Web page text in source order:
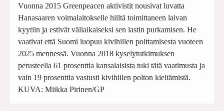
Vuonna 2015 Greenpeacen aktivistit nousivat luvatta
Hanasaaren voimalaitokselle hiiltä toimittaneen laivan
kyytiin ja estivät väliaikaiseksi sen lastin purkamisen. He
vaativat että Suomi luopuu kivihiilen polttamisesta vuoteen
2025 mennessä. Vuonna 2018 kyselytutkimuksen
perusteella 61 prosenttia kansalaisista tuki tätä vaatimusta ja
vain 19 prosenttia vastusti kivihiilen polton kieltämistä.
KUVA: Miikka Pirinen/GP